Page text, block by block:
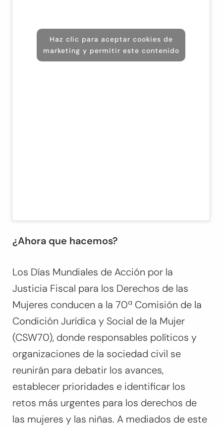
Haz clic para aceptar cookies de
marketing y permitir este contenido
¿Ahora que hacemos?
Los Días Mundiales de Acción por la
Justicia Fiscal para los Derechos de las
Mujeres conducen a la 70ª Comisión de la
Condición Jurídica y Social de la Mujer
(CSW70), donde responsables políticos y
organizaciones de la sociedad civil se
reunirán para debatir los avances,
establecer prioridades e identificar los
retos más urgentes para los derechos de
las mujeres y las niñas. A mediados de este